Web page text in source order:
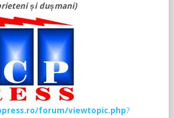
și dușmani)
forum/viewtopic.php?